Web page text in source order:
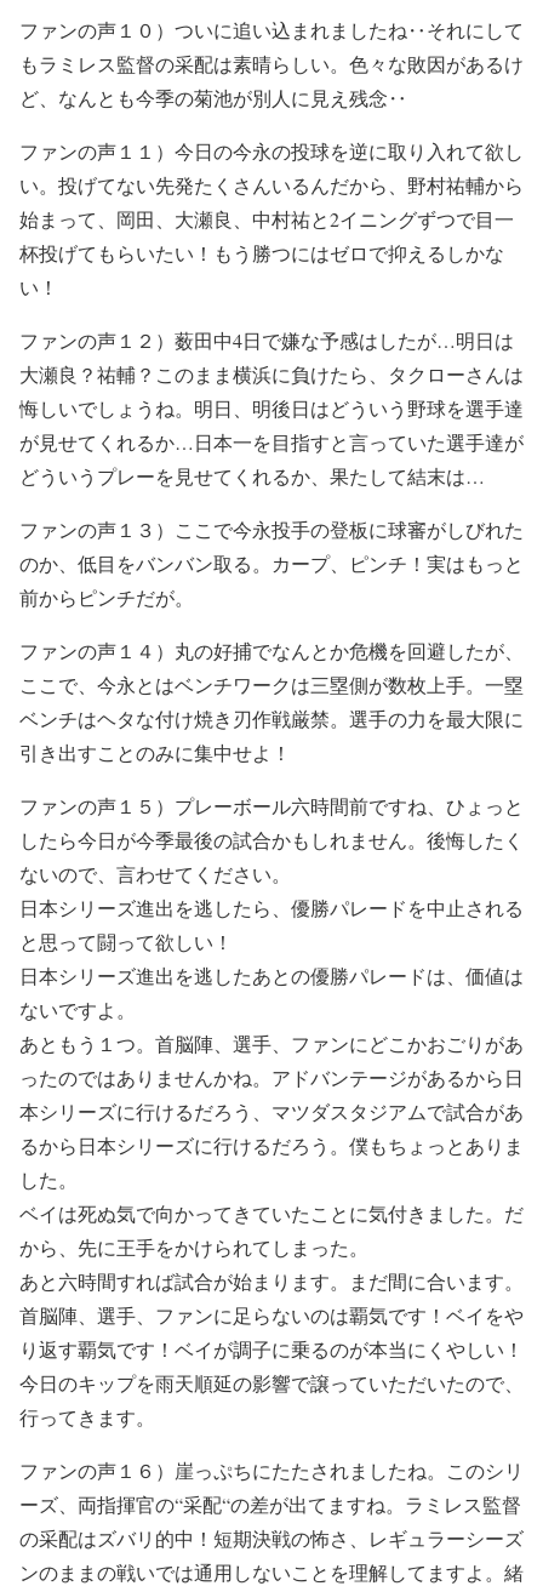
ファンの声１０） ついに追い込まれましたね‥それにして
もラミレス監督の采配は素晴らしい。色々な敗因があるけ
ど、なんとも今季の菊池が別人に見え残念‥
ファンの声１１） 今日の今永の投球を逆に取り入れて欲し
い。投げてない先発たくさんいるんだから、野村祐輔から
始まって、岡田、大瀬良、中村祐と2イニングずつで目一
杯投げてもらいたい！もう勝つにはゼロで抑えるしかな
い！
ファンの声１２） 薮田中4日で嫌な予感はしたが…明日は
大瀬良？祐輔？このまま横浜に負けたら、タクローさんは
悔しいでしょうね。明日、明後日はどういう野球を選手達
が見せてくれるか…日本一を目指すと言っていた選手達が
どういうプレーを見せてくれるか、果たして結末は…
ファンの声１３） ここで今永投手の登板に球審がしびれた
のか、低目をバンバン取る。カープ、ピンチ！実はもっと
前からピンチだが。
ファンの声１４） 丸の好捕でなんとか危機を回避したが、
ここで、今永とはベンチワークは三塁側が数枚上手。一塁
ベンチはヘタな付け焼き刃作戦厳禁。選手の力を最大限に
引き出すことのみに集中せよ！
ファンの声１５） プレーボール六時間前ですね、ひょっと
したら今日が今季最後の試合かもしれません。後悔したく
ないので、言わせてください。
日本シリーズ進出を逃したら、優勝パレードを中止される
と思って闘って欲しい！
日本シリーズ進出を逃したあとの優勝パレードは、価値は
ないですよ。
あともう１つ。首脳陣、選手、ファンにどこかおごりがあ
ったのではありませんかね。アドバンテージがあるから日
本シリーズに行けるだろう、マツダスタジアムで試合があ
るから日本シリーズに行けるだろう。僕もちょっとありま
した。
ベイは死ぬ気で向かってきていたことに気付きました。だ
から、先に王手をかけられてしまった。
あと六時間すれば試合が始まります。まだ間に合います。
首脳陣、選手、ファンに足らないのは覇気です！ベイをや
り返す覇気です！ベイが調子に乗るのが本当にくやしい！
今日のキップを雨天順延の影響で譲っていただいたので、
行ってきます。
ファンの声１６） 崖っぷちにたたされましたね。このシリ
ーズ、両指揮官の“采配“の差が出てますね。ラミレス監督
の采配はズバリ的中！短期決戦の怖さ、レギュラーシーズ
ンのままの戦いでは通用しないことを理解してますよ。緒